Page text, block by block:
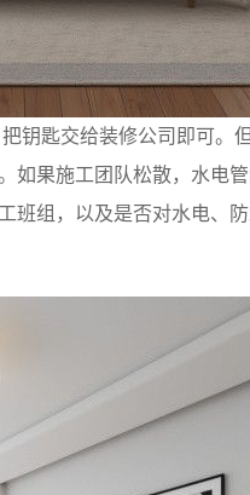
钥匙交给装修公司即可
果施工团队松散，水电
组，以及是否对水电、